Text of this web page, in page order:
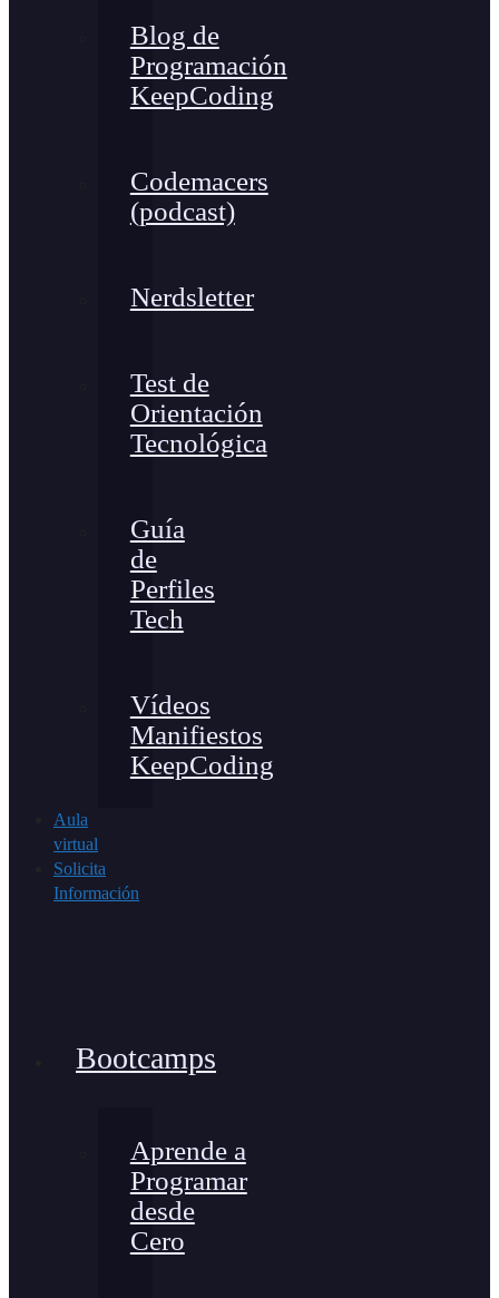
Blog de
Programación
KeepCoding
Codemacers
(podcast)
Nerdsletter
Test de
Orientación
Tecnológica
Guía
de
Perfiles
Tech
Vídeos
Manifiestos
KeepCoding
Aula
virtual
Solicita
Información
Bootcamps
Aprende a
Programar
desde
Cero